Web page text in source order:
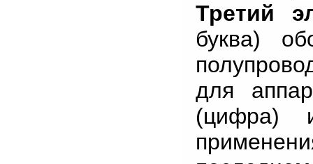
Третий
буква)
для
(цифра)